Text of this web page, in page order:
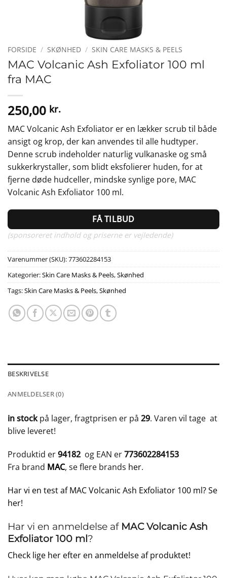
FORSIDE / SKØNHED / SKIN CARE MASKS & PEELS
MAC Volcanic Ash Exfoliator 100 ml
fra MAC
250,00 kr.
MAC Volcanic Ash Exfoliator er en lækker scrub til både
ansigt og krop, der kan anvendes til alle hudtyper.
Denne scrub indeholder naturlig vulkanaske og små
sukkerkrystaller, som blidt eksfolierer huden, for at
fjerne døde hudceller, mindske synlige pore, MAC
Volcanic Ash Exfoliator 100 ml.
FÅ TILBUD
(sponsoreret indhold og priserne er vejledende)
Varenummer (SKU):773602284153
Kategorier:Skin Care Masks & Peels,Skønhed
Tags:Skin Care Masks & Peels,Skønhed
BESKRIVELSE
ANMELDELSER (0)
in stockpå lager, fragtprisen er på 29. Varen vil tage at
blive leveret!
Produktid er94182 og EAN er773602284153
Fra brand MAC, se flere brands her.
Har vi en test af MAC Volcanic Ash Exfoliator 100 ml? Se
her!
Har vi en anmeldelse af MAC Volcanic Ash
Exfoliator 100 ml?
Check lige her efter en anmeldelse af produktet!